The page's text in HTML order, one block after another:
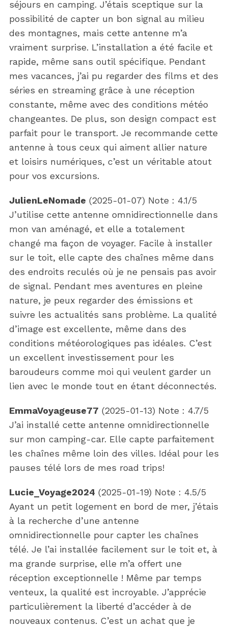
séjours en camping. J’étais sceptique sur la
possibilité de capter un bon signal au milieu
des montagnes, mais cette antenne m’a
vraiment surprise. L’installation a été facile et
rapide, même sans outil spécifique. Pendant
mes vacances, j’ai pu regarder des films et des
séries en streaming grâce à une réception
constante, même avec des conditions météo
changeantes. De plus, son design compact est
parfait pour le transport. Je recommande cette
antenne à tous ceux qui aiment allier nature
et loisirs numériques, c’est un véritable atout
pour vos excursions.
JulienLeNomade (2025-01-07) Note : 4.1/5
J’utilise cette antenne omnidirectionnelle dans
mon van aménagé, et elle a totalement
changé ma façon de voyager. Facile à installer
sur le toit, elle capte des chaînes même dans
des endroits reculés où je ne pensais pas avoir
de signal. Pendant mes aventures en pleine
nature, je peux regarder des émissions et
suivre les actualités sans problème. La qualité
d’image est excellente, même dans des
conditions météorologiques pas idéales. C’est
un excellent investissement pour les
baroudeurs comme moi qui veulent garder un
lien avec le monde tout en étant déconnectés.
EmmaVoyageuse77 (2025-01-13) Note : 4.7/5
J’ai installé cette antenne omnidirectionnelle
sur mon camping-car. Elle capte parfaitement
les chaînes même loin des villes. Idéal pour les
pauses télé lors de mes road trips!
Lucie_Voyage2024 (2025-01-19) Note : 4.5/5
Ayant un petit logement en bord de mer, j’étais
à la recherche d’une antenne
omnidirectionnelle pour capter les chaînes
télé. Je l’ai installée facilement sur le toit et, à
ma grande surprise, elle m’a offert une
réception exceptionnelle ! Même par temps
venteux, la qualité est incroyable. J’apprécie
particulièrement la liberté d’accéder à de
nouveaux contenus. C’est un achat que je